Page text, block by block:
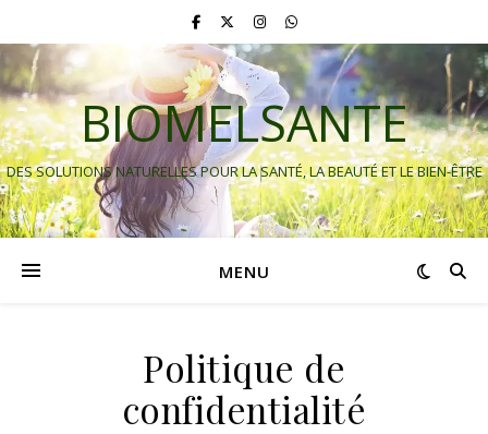
BIOMELSANTE
DES SOLUTIONS NATURELLES POUR LA SANTÉ, LA BEAUTÉ ET LE BIEN-ÊTRE
MENU
Politique de
confidentialité